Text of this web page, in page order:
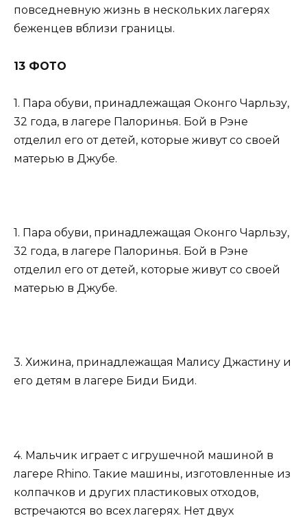
повседневную жизнь в нескольких лагерях
беженцев вблизи границы.
13 ФОТО
1. Пара обуви, принадлежащая Оконго Чарльзу,
32 года, в лагере Палоринья. Бой в Рэне
отделил его от детей, которые живут со своей
матерью в Джубе.
1. Пара обуви, принадлежащая Оконго Чарльзу,
32 года, в лагере Палоринья. Бой в Рэне
отделил его от детей, которые живут со своей
матерью в Джубе.
3. Хижина, принадлежащая Малису Джастину и
его детям в лагере Биди Биди.
4. Мальчик играет с игрушечной машиной в
лагере Rhino. Такие машины, изготовленные из
колпачков и других пластиковых отходов,
встречаются во всех лагерях. Нет двух